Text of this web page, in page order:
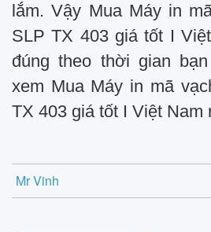
lắm. Vậy Mua Máy in
SLP TX 403 giá tốt I
đúng theo thời gian
xem Mua Máy in mã
TX 403 giá tốt I Việt Nam
Mr Vinh